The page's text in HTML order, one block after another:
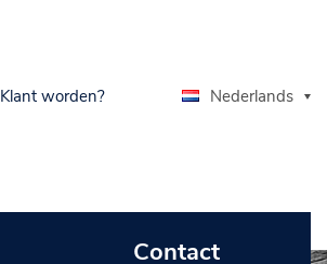
Klant worden? Nederlands
Contact